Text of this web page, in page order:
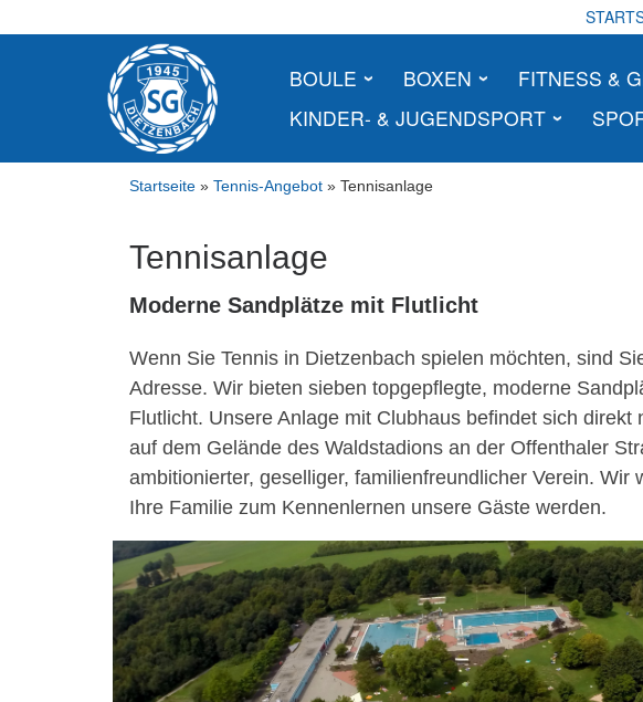
to
BOULE BOXEN FITNESS &
KINDER- & JUGENDSPORT
Startseite » Tennis-Angebot » Tennisanlage
Tennisanlage
Moderne Sandplätze mit Flutlicht
Wenn Sie Tennis in Dietzenbach spielen möchten, sind
Adresse. Wir bieten sieben topgepflegte, moderne
Flutlicht. Unsere Anlage mit Clubhaus befindet sich
auf dem Gelände des Waldstadions an der Offenthaler
ambitionierter, geselliger, familienfreundlicher Verein. Wir
Ihre Familie zum Kennenlernen unsere Gäste werden.